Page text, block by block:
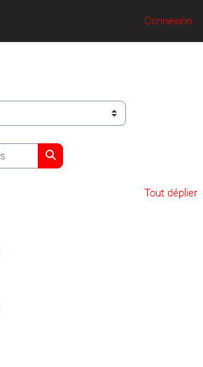
Connexion
Rechercher des cours
Tout déplier